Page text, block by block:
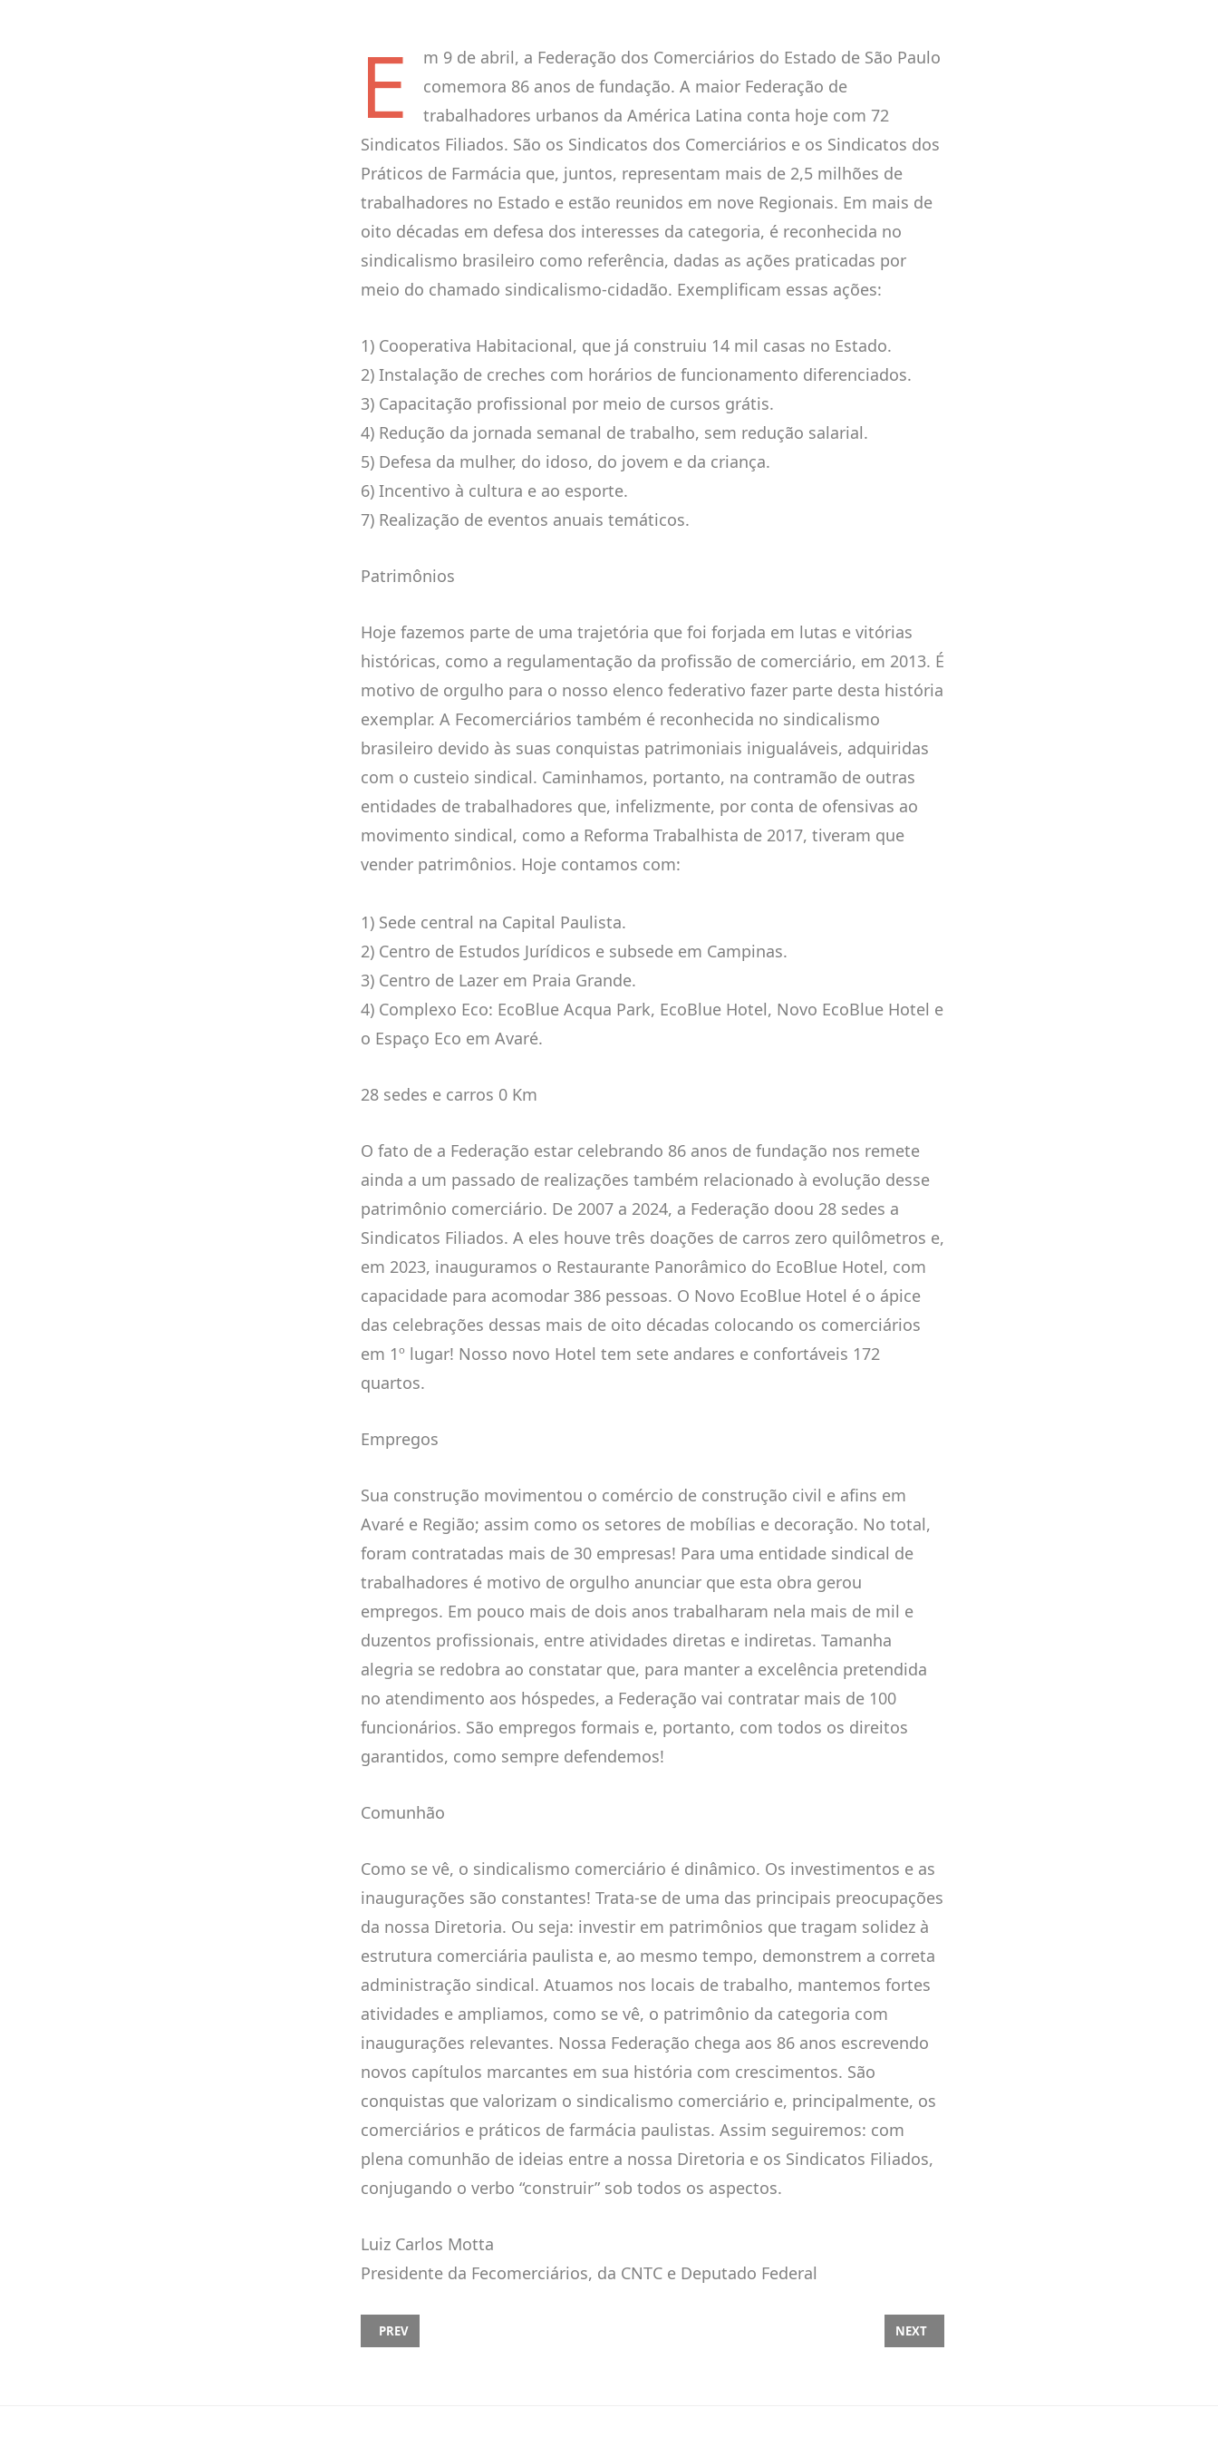
E
m 9 de abril, a Federação dos Comerciários do Estado de São Paulo
comemora 86 anos de fundação. A maior Federação de
trabalhadores urbanos da América Latina conta hoje com 72
Sindicatos Filiados. São os Sindicatos dos Comerciários e os Sindicatos dos
Práticos de Farmácia que, juntos, representam mais de 2,5 milhões de
trabalhadores no Estado e estão reunidos em nove Regionais. Em mais de
oito décadas em defesa dos interesses da categoria, é reconhecida no
sindicalismo brasileiro como referência, dadas as ações praticadas por
meio do chamado sindicalismo-cidadão. Exemplificam essas ações:
1) Cooperativa Habitacional, que já construiu 14 mil casas no Estado.
2) Instalação de creches com horários de funcionamento diferenciados.
3) Capacitação profissional por meio de cursos grátis.
4) Redução da jornada semanal de trabalho, sem redução salarial.
5) Defesa da mulher, do idoso, do jovem e da criança.
6) Incentivo à cultura e ao esporte.
7) Realização de eventos anuais temáticos.
Patrimônios
Hoje fazemos parte de uma trajetória que foi forjada em lutas e vitórias
históricas, como a regulamentação da profissão de comerciário, em 2013. É
motivo de orgulho para o nosso elenco federativo fazer parte desta história
exemplar. A Fecomerciários também é reconhecida no sindicalismo
brasileiro devido às suas conquistas patrimoniais inigualáveis, adquiridas
com o custeio sindical. Caminhamos, portanto, na contramão de outras
entidades de trabalhadores que, infelizmente, por conta de ofensivas ao
movimento sindical, como a Reforma Trabalhista de 2017, tiveram que
vender patrimônios. Hoje contamos com:
1) Sede central na Capital Paulista.
2) Centro de Estudos Jurídicos e subsede em Campinas.
3) Centro de Lazer em Praia Grande.
4) Complexo Eco: EcoBlue Acqua Park, EcoBlue Hotel, Novo EcoBlue Hotel e
o Espaço Eco em Avaré.
28 sedes e carros 0 Km
O fato de a Federação estar celebrando 86 anos de fundação nos remete
ainda a um passado de realizações também relacionado à evolução desse
patrimônio comerciário. De 2007 a 2024, a Federação doou 28 sedes a
Sindicatos Filiados. A eles houve três doações de carros zero quilômetros e,
em 2023, inauguramos o Restaurante Panorâmico do EcoBlue Hotel, com
capacidade para acomodar 386 pessoas. O Novo EcoBlue Hotel é o ápice
das celebrações dessas mais de oito décadas colocando os comerciários
em 1º lugar! Nosso novo Hotel tem sete andares e confortáveis 172
quartos.
Empregos
Sua construção movimentou o comércio de construção civil e afins em
Avaré e Região; assim como os setores de mobílias e decoração. No total,
foram contratadas mais de 30 empresas! Para uma entidade sindical de
trabalhadores é motivo de orgulho anunciar que esta obra gerou
empregos. Em pouco mais de dois anos trabalharam nela mais de mil e
duzentos profissionais, entre atividades diretas e indiretas. Tamanha
alegria se redobra ao constatar que, para manter a excelência pretendida
no atendimento aos hóspedes, a Federação vai contratar mais de 100
funcionários. São empregos formais e, portanto, com todos os direitos
garantidos, como sempre defendemos!
Comunhão
Como se vê, o sindicalismo comerciário é dinâmico. Os investimentos e as
inaugurações são constantes! Trata-se de uma das principais preocupações
da nossa Diretoria. Ou seja: investir em patrimônios que tragam solidez à
estrutura comerciária paulista e, ao mesmo tempo, demonstrem a correta
administração sindical. Atuamos nos locais de trabalho, mantemos fortes
atividades e ampliamos, como se vê, o patrimônio da categoria com
inaugurações relevantes. Nossa Federação chega aos 86 anos escrevendo
novos capítulos marcantes em sua história com crescimentos. São
conquistas que valorizam o sindicalismo comerciário e, principalmente, os
comerciários e práticos de farmácia paulistas. Assim seguiremos: com
plena comunhão de ideias entre a nossa Diretoria e os Sindicatos Filiados,
conjugando o verbo “construir” sob todos os aspectos.
Luiz Carlos Motta
Presidente da Fecomerciários, da CNTC e Deputado Federal
PREVIOUS ARTICLE: SEAAC PROMOVE CURSOS DE QUALIFICAÇÃO PARA TRABALHADORES
PREV NEXT ARTICLE: CONQUISTAS PATRIMONIAIS DA
NEXT